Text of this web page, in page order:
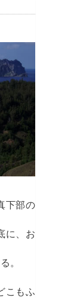
下部の
に、お
。
こもふ